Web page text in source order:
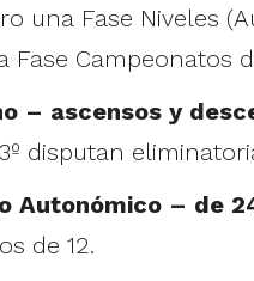
una Fase Niveles
Fase Campeonatos
– ascensos y
disputan
Autonómico – de
de 12.